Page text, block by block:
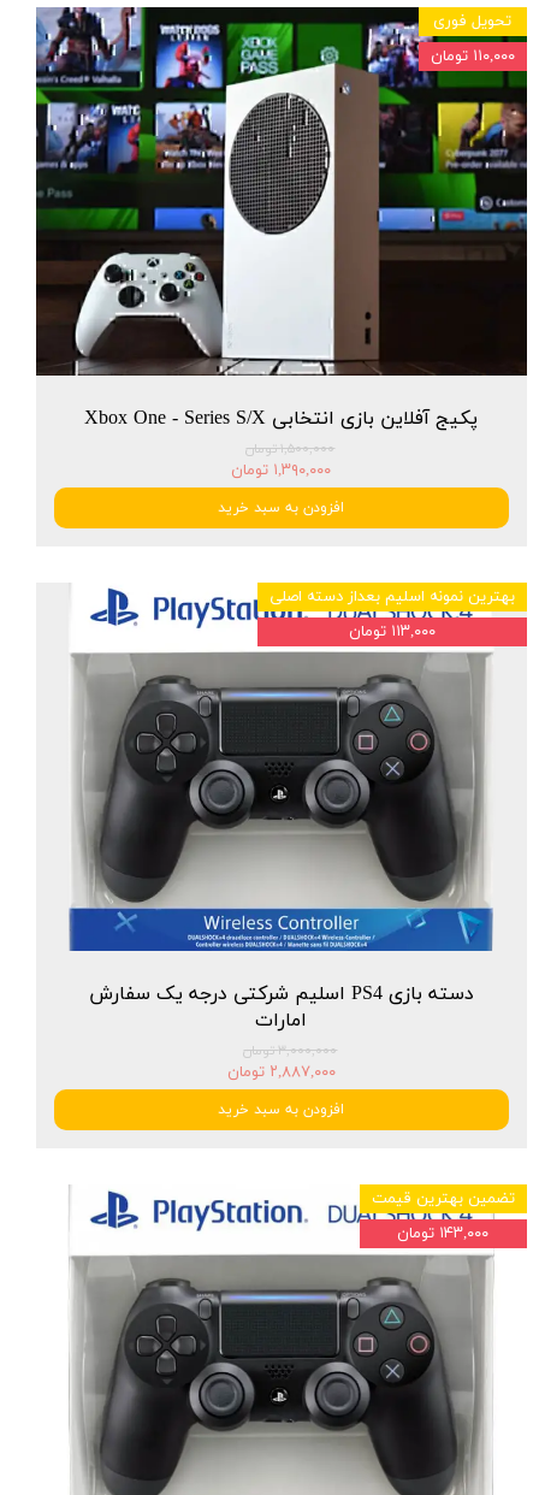
پکیج آفلاین بازی انتخابی Xbox One - Series S/X
۱,۵۰۰,۰۰۰ تومان
۱,۳۹۰,۰۰۰ تومان
افزودن به سبد خرید
تحویل فوری
۱۱۰,۰۰۰ تومان
دسته بازی PS4 اسلیم شرکتی درجه یک سفارش
امارات
۳,۰۰۰,۰۰۰ تومان
۲,۸۸۷,۰۰۰ تومان
افزودن به سبد خرید
بهترین نمونه اسلیم بعداز دسته اصلی
۱۱۳,۰۰۰ تومان
تضمین بهترین قیمت
۱۴۳,۰۰۰ تومان